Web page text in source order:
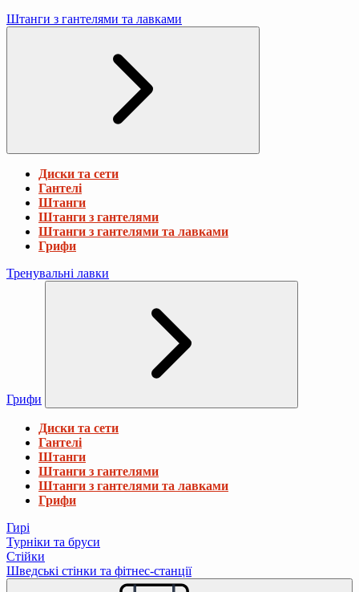
Штанги з гантелями та лавками
Диски та сети
Гантелі
Штанги
Штанги з гантелями
Штанги з гантелями та лавками
Грифи
Тренувальні лавки
Грифи
Диски та сети
Гантелі
Штанги
Штанги з гантелями
Штанги з гантелями та лавками
Грифи
Гирі
Турніки та бруси
Стійки
Шведські стінки та фітнес-станції